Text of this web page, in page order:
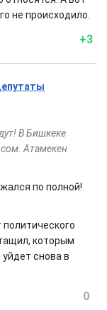
не происходило.
+3
В Бишкеке
Атамекен
по полной!
которым
снова в
0